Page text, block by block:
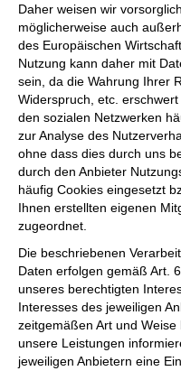
Daher weisen wir
möglicherweise auch
des Europäischen
Nutzung kann daher mit
sein, da die Wahrung Ihrer
Widerspruch, etc.
den sozialen Netzwerken
zur Analyse des
ohne dass dies durch uns
durch den Anbieter
häufig Cookies eingesetzt
Ihnen erstellten eigenen
zugeordnet.
Die beschriebenen
Daten erfolgen gemäß Art.
unseres berechtigten
Interesses des jeweiligen
zeitgemäßen Art und
unsere Leistungen
jeweiligen Anbietern eine